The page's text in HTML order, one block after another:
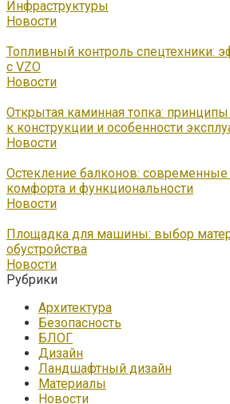
Инфраструктуры
Новости
Топливный контроль спецтехники:
с VZO
Новости
Открытая каминная топка:
к конструкции и особенности
Новости
Остекление балконов:
комфорта и функциональности
Новости
Площадка для машины: выбор
обустройства
Новости
Рубрики
Архитектура
Безопасность
БЛОГ
Дизайн
Ландшафтный дизайн
Материалы
Новости